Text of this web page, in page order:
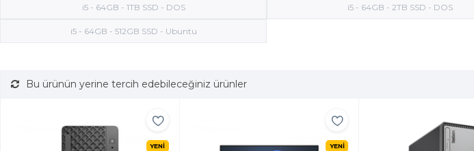
i5 - 64GB - 1TB SSD - DOS i5 - 64GB - 2TB SSD - DOS
i5 - 64GB - 512GB SSD - Ubuntu
Bu ürünün yerine tercih edebileceğiniz ürünler
YENİ YENİ